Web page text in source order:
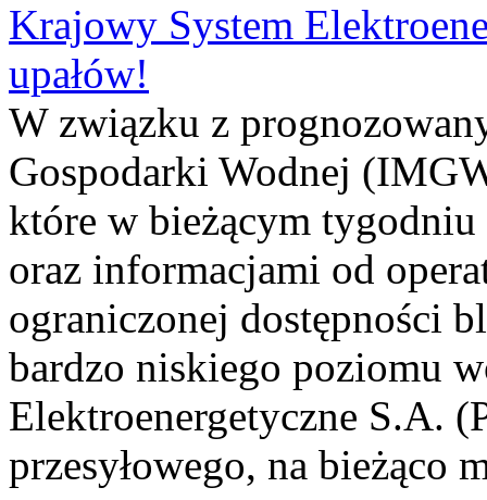
Krajowy System
upałów!
W związku z
Gospodarki Wodnej
które w bieżącym tygodniu
oraz informacjami od
ograniczonej dostępności
bardzo niskiego poziomu
Elektroenergetyczne S.A.
przesyłowego, na bieżąco